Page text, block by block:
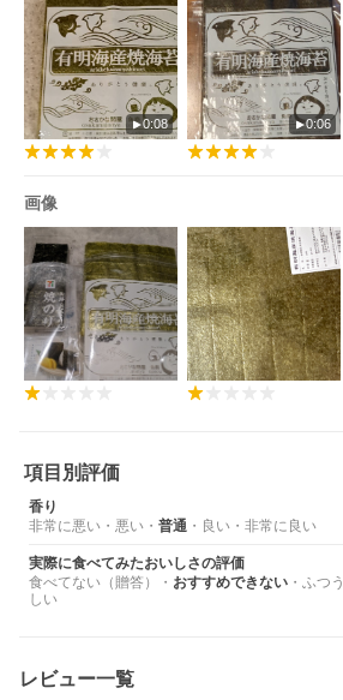
0:08 0:06
画像
項目別評価
香り
非常に悪い ・ 悪い ・ 普通 ・ 良い ・ 非常に良い
実際に食べてみたおいしさの評価
食べてない（贈答）
・ おすすめできない ・ ふつう
しい
レビュー一覧